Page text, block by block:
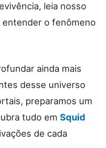
leia nosso
entender o fenômeno
ainda mais
desse universo
preparamos um
tudo em Squid
de cada